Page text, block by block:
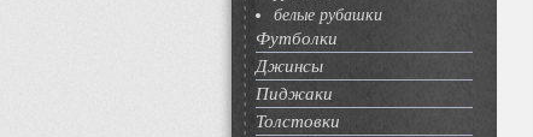
белые рубашки
Футболки
Джинсы
Пиджаки
Толстовки